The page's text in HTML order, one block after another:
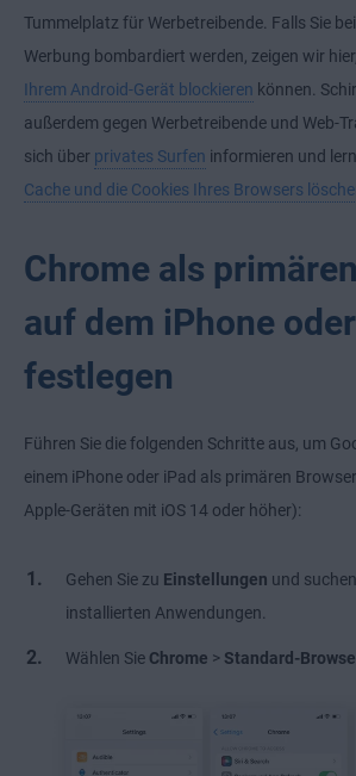
Tummelplatz für Werbetreibende. Falls Sie
Werbung bombardiert werden, zeigen wir
Ihrem Android-Gerät blockieren können.
außerdem gegen Werbetreibende und Web-
sich über privates Surfen informieren und
Cache und die Cookies Ihres Browsers
Chrome als
auf dem iPhone
festlegen
Führen Sie die folgenden Schritte aus, um
einem iPhone oder iPad als primären
Apple-Geräten mit iOS 14 oder höher):
Gehen Sie zu Einstellungen und
installierten Anwendungen.
Wählen Sie Chrome > Standard-